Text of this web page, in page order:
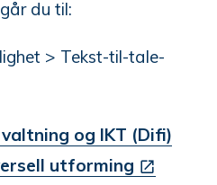
du til:
> Tekst-til-tale-
og IKT (Difi)
utforming